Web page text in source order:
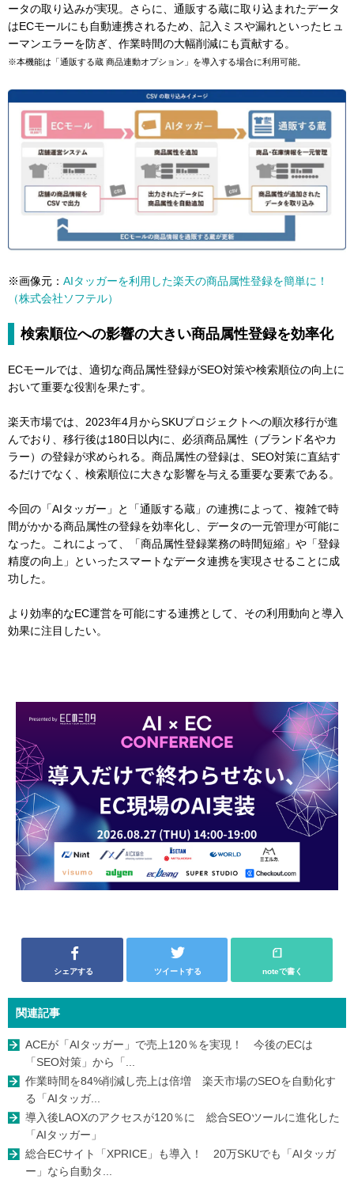
ータの取り込みが実現。さらに、通販する蔵に取り込まれたデータ
はECモールにも自動連携されるため、記入ミスや漏れといったヒュ
ーマンエラーを防ぎ、作業時間の大幅削減にも貢献する。
※本機能は「通販する蔵 商品連動オプション」を導入する場合に利用可能。
※画像元： AIタッガーを利用した楽天の商品属性登録を簡単に！
（株式会社ソフテル）
検索順位への影響の大きい商品属性登録を効率化
ECモールでは、適切な商品属性登録がSEO対策や検索順位の向上に
おいて重要な役割を果たす。
楽天市場では、2023年4月からSKUプロジェクトへの順次移行が進
んでおり、移行後は180日以内に、必須商品属性（ブランド名やカ
ラー）の登録が求められる。商品属性の登録は、SEO対策に直結す
るだけでなく、検索順位に大きな影響を与える重要な要素である。
今回の「AIタッガー」と「通販する蔵」の連携によって、複雑で時
間がかかる商品属性の登録を効率化し、データの一元管理が可能に
なった。これによって、「商品属性登録業務の時間短縮」や「登録
精度の向上」といったスマートなデータ連携を実現させることに成
功した。
より効率的なEC運営を可能にする連携として、その利用動向と導入
効果に注目したい。
シェアする ツイートする noteで書く
関連記事
ACEが「AIタッガー」で売上120％を実現！ 今後のECは
「SEO対策」から「...
作業時間を84%削減し売上は倍増 楽天市場のSEOを自動化す
る「AIタッガ...
導入後LAOXのアクセスが120％に 総合SEOツールに進化した
「AIタッガー」
総合ECサイト「XPRICE」も導入！ 20万SKUでも「AIタッガ
ー」なら自動タ...